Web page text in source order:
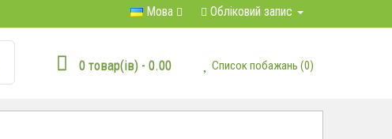
Мова Обліковий запис
0 товар(ів) - 0.00 Список побажань (0)